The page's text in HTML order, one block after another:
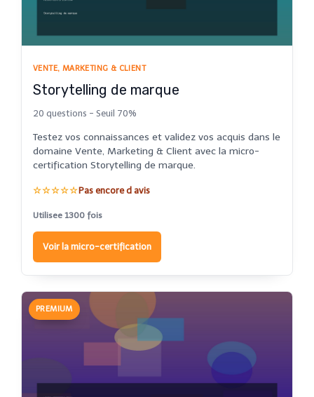
VENTE, MARKETING & CLIENT
Storytelling de marque
20 questions - Seuil 70%
Testez vos connaissances et validez vos acquis dans le
domaine Vente, Marketing & Client avec la micro-
certification Storytelling de marque.
☆☆☆☆☆Pas encore d avis
Utilisee 1300 fois
Voir la micro-certification
PREMIUM